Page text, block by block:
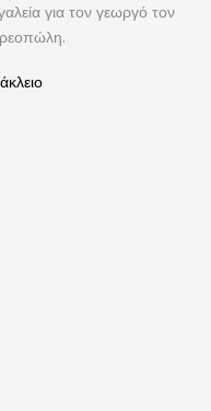
για τον γεωργό τον